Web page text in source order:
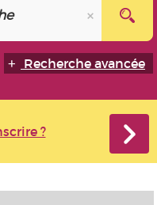
Recherche avancée
?